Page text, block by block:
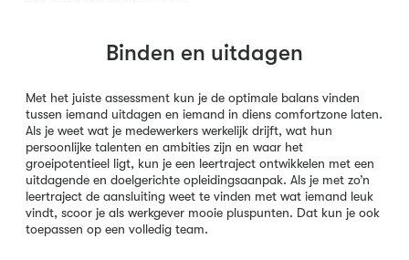
Binden en uitdagen
Met het juiste assessment kun je de optimale balans vinden
tussen iemand uitdagen en iemand in diens comfortzone laten.
Als je weet wat je medewerkers werkelijk drijft, wat hun
persoonlijke talenten en ambities zijn en waar het
groeipotentieel ligt, kun je een leertraject ontwikkelen met een
uitdagende en doelgerichte opleidingsaanpak. Als je met zo’n
leertraject de aansluiting weet te vinden met wat iemand leuk
vindt, scoor je als werkgever mooie pluspunten. Dat kun je ook
toepassen op een volledig team.